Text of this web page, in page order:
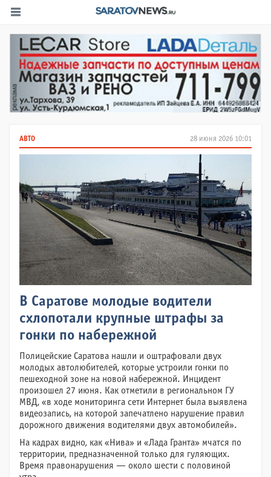
28 июня 2026 10:01
АВТО
В Саратове молодые водители
схлопотали крупные штрафы за
гонки по набережной
Полицейские Саратова нашли и оштрафовали двух
молодых автолюбителей, которые устроили гонки по
пешеходной зоне на новой набережной. Инцидент
произошел 27 июня. Как отметили в региональном ГУ
МВД, «в ходе мониторинга сети Интернет была выявлена
видеозапись, на которой запечатлено нарушение правил
дорожного движения водителями двух автомобилей».
На кадрах видно, как «Нива» и «Лада Гранта» мчатся по
территории, предназначенной только для гуляющих.
Время правонарушения — около шести с половиной